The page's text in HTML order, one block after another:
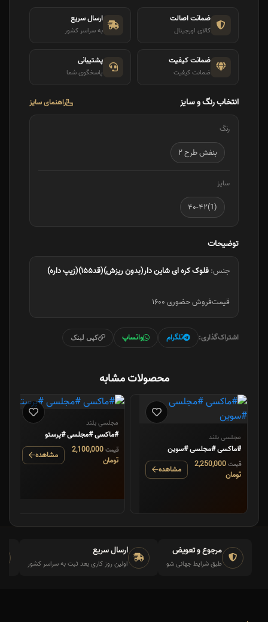
ضمانت اصالت
کالای اورجینال
ارسال سریع
به سراسر کشور
ضمانت کیفیت
ضمانت کیفیت
پشتیبانی
پاسخگوی شما
انتخاب رنگ و سایز راهنمای سایز
رنگ
بنفش طرح ۲
سایز
(1)۴۰-۴۲
توضیحات
جنس:فلوک کره ای شاین دار(بدون ریزش)(قد۱۵۵)(زیپ داره)
قیمت‌فروش حضوری ۱۶۰۰
اشتراک‌گذاری: تلگرام واتساپ کپی لینک
محصولات مشابه
مجلسی بلند
#ماکسی #مجلسی #سوین
قیمت2,250,000
تومان
مشاهده
مجلسی بلند
#ماکسی #مجلسی #پرستو
قیمت 2,100,000
تومان
مشاهده
مرجوع و تعویض
طبق شرایط جهانی شو
ارسال سریع
اولین روز کاری بعد ثبت به سراسر کشور